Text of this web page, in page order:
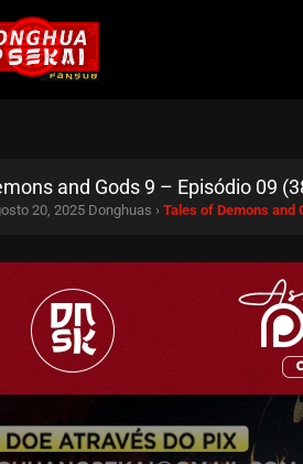
and Gods 9 – Episódio 09
20, 2025 Donghuas › Tales of Demons and